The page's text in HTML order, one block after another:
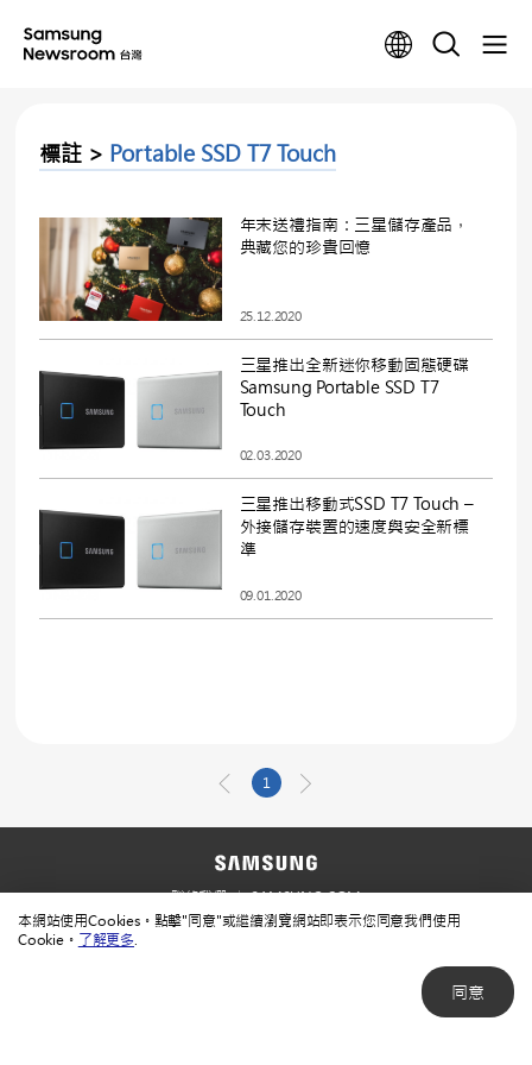
本網站使用Cookies。點擊"同意"或繼續瀏覽網站即表示您同意我們使用
Cookie。 了解更多
同意
標註 > Portable SSD T7 Touch
年末送禮指南：三星儲存產品，
典藏您的珍貴回憶
25.12.2020
三星推出全新迷你移動固態硬碟
Samsung Portable SSD T7
Touch
02.03.2020
三星推出移動式SSD T7 Touch –
外接儲存裝置的速度與安全新標
準
09.01.2020
1
聯絡我們
SAMSUNG.COM
使用規範
隱私規範